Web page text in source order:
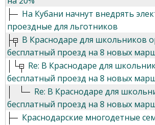
На Кубани начнут внедрять
проездные для льготников
В Краснодаре для школьников
бесплатный проезд на 8 новых
Re: В Краснодаре для
бесплатный проезд на 8 новых
Re: В Краснодаре для
бесплатный проезд на 8 новых
Краснодарские многодетные